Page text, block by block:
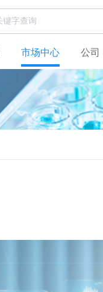
市场中心 公司